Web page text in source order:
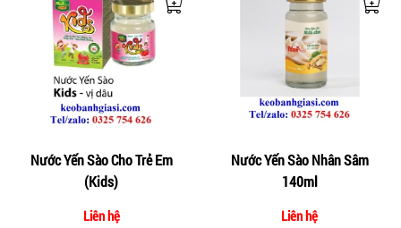
Nước Yến Sào Cho Trẻ Em
(Kids)
Liên hệ
Nước Yến Sào Nhân Sâm
140ml
Liên hệ